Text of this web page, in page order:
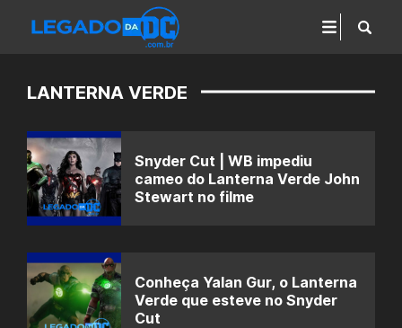
LANTERNA VERDE
Snyder Cut | WB impediu
cameo do Lanterna Verde John
Stewart no filme
Conheça Yalan Gur, o Lanterna
Verde que esteve no Snyder
Cut